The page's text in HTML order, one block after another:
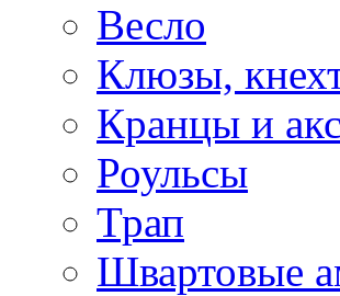
Весло
Клюзы,
Кранцы и
Роульсы
Трап
Швартовые